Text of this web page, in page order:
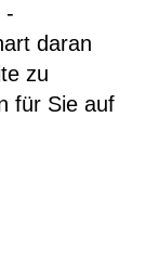
-
daran
zu
für Sie auf